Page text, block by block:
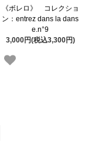
《ボレロ》 コレクショ
ン：entrez dans la dans
e.n°9
3,000円(税込3,300円)